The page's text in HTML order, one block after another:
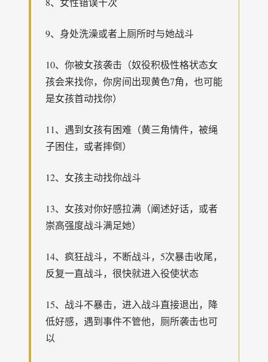
9、身处洗澡或者上厕所时与她战斗
10、你被女孩袭击（奴役积极性格状态女
孩会来找你，你房间出现黄色7角，也可能
是女孩首动找你）
11、遇到女孩有困难（黄三角情件，被绳
子困住，或者摔倒）
12、女孩主动找你战斗
13、女孩对你好感拉满（阐述好话，或者
崇高强度战斗满足她）
14、疯狂战斗，不断战斗，5次暴击收尾，
反复一直战斗，很快就进入役使状态
15、战斗不暴击，进入战斗直接退出，降
低好感，遇到事件不管他，厕所袭击也可
以